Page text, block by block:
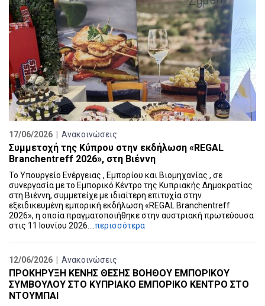
17/06/2026 | Ανακοινώσεις
Συμμετοχή της Κύπρου στην εκδήλωση «REGAL
Branchentreff 2026», στη Βιέννη
Το Υπουργείο Ενέργειας , Εμπορίου και Βιομηχανίας , σε
συνεργασία με το Εμπορικό Κέντρο της Κυπριακής Δημοκρατίας
στη Βιέννη, συμμετείχε με ιδιαίτερη επιτυχία στην
εξειδικευμένη εμπορική εκδήλωση «REGAL Branchentreff
2026», η οποία πραγματοποιήθηκε στην αυστριακή πρωτεύουσα
στις 11 Ιουνίου 2026.... περισσότερα
12/06/2026 | Ανακοινώσεις
ΠΡΟΚΗΡΥΞΗ ΚΕΝΗΣ ΘΕΣΗΣ ΒΟΗΘΟΥ ΕΜΠΟΡΙΚΟΥ
ΣΥΜΒΟΥΛΟΥ ΣΤΟ ΚΥΠΡΙΑΚΟ ΕΜΠΟΡΙΚΟ ΚΕΝΤΡΟ ΣΤΟ
ΝΤΟΥΜΠΑΙ